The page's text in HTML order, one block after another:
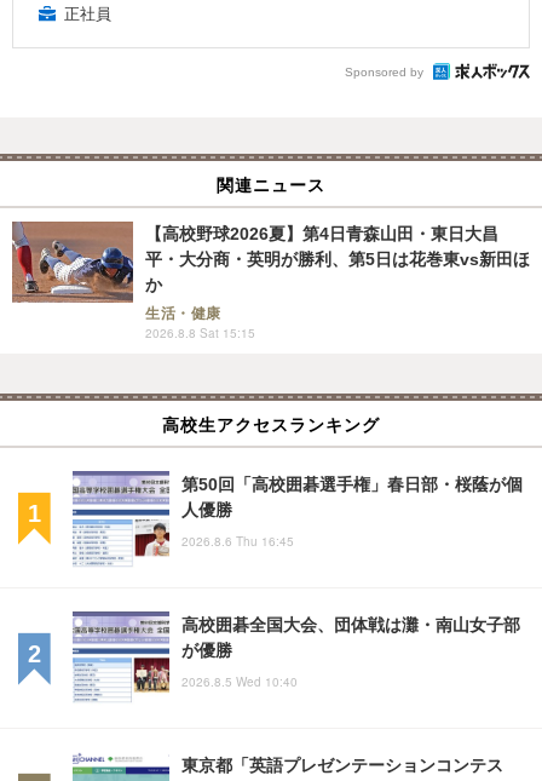
正社員
Sponsored by
関連ニュース
【高校野球2026夏】第4日青森山田・東日大昌
平・大分商・英明が勝利、第5日は花巻東vs新田ほ
か
生活・健康
2026.8.8 Sat 15:15
高校生アクセスランキング
第50回「高校囲碁選手権」春日部・桜蔭が個
人優勝
2026.8.6 Thu 16:45
高校囲碁全国大会、団体戦は灘・南山女子部
が優勝
2026.8.5 Wed 10:40
東京都「英語プレゼンテーションコンテス